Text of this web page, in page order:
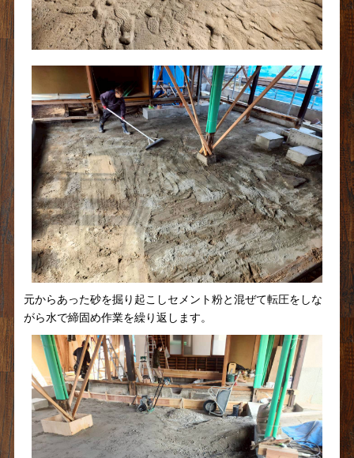
元からあった砂を掘り起こしセメント粉と混ぜて転圧をしな
がら水で締固め作業を繰り返します。